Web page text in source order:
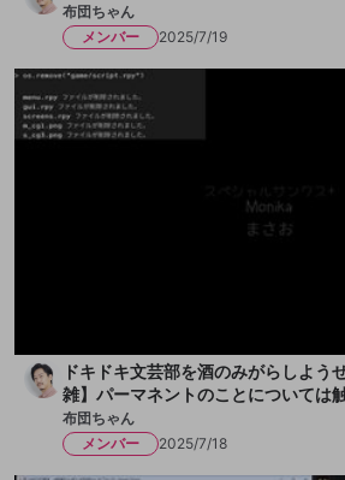
布団ちゃん
メンバー
2025/7/19
ドキドキ文芸部を酒のみがらしよう
雑】パーマネントのことについては
布団ちゃん
メンバー
2025/7/18